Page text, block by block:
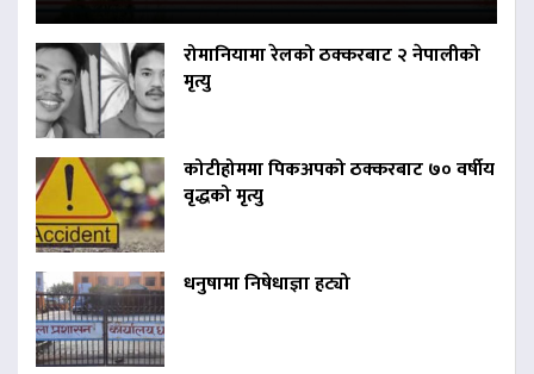
रोमानियामा रेलको ठक्करबाट २ नेपालीको
मृत्यु
कोटीहोममा पिकअपको ठक्करबाट ७० वर्षीय
वृद्धको मृत्यु
धनुषामा निषेधाज्ञा हट्यो